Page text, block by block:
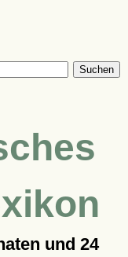
Suchen
und 24